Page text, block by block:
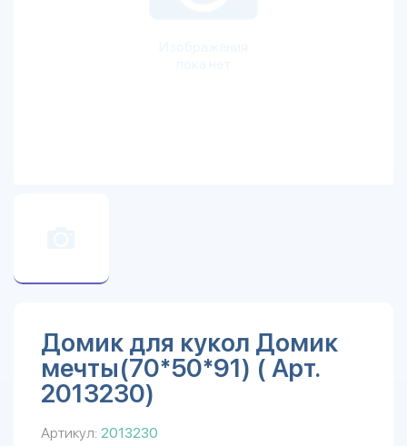
Домик для кукол Домик
мечты(70*50*91) ( Арт.
2013230)
Артикул: 2013230